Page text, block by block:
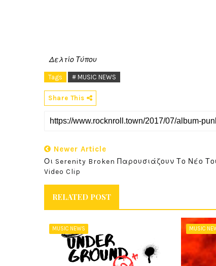
Δελτίο Τύπου
Tags # MUSIC NEWS
Share This
Newer Article
Οι Serenity Broken Παρουσιάζουν Το Νέο
Video Clip
RELATED POST
MUSIC NEWS MUSIC